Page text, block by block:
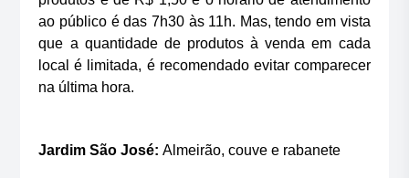
ao público é das 7h30 às 11h. Mas, tendo em vista
que a quantidade de produtos à venda em cada
local é limitada, é recomendado evitar comparecer
na última hora.
Jardim São José:Almeirão, couve e rabanete